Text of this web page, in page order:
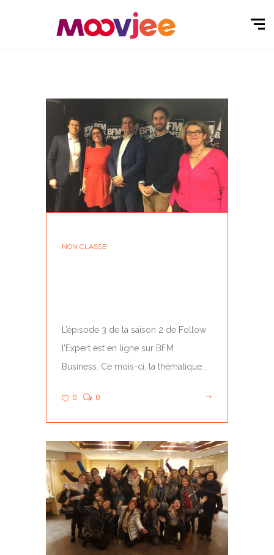
NON CLASSÉ
L’épisode 3 de la saison 2 de Follow
l’Expert est en ligne sur BFM
Business. Ce mois-ci, la thématique
0 0